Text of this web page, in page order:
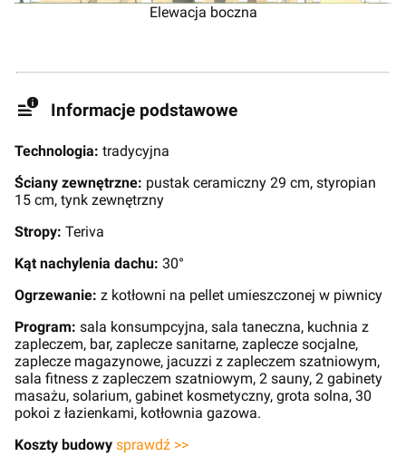
Elewacja boczna
Informacje podstawowe
Technologia: tradycyjna
Ściany zewnętrzne: pustak ceramiczny 29 cm, styropian
15 cm, tynk zewnętrzny
Stropy: Teriva
Kąt nachylenia dachu: 30°
Ogrzewanie: z kotłowni na pellet umieszczonej w piwnicy
Program: sala konsumpcyjna, sala taneczna, kuchnia z
zapleczem, bar, zaplecze sanitarne, zaplecze socjalne,
zaplecze magazynowe, jacuzzi z zapleczem szatniowym,
sala fitness z zapleczem szatniowym, 2 sauny, 2 gabinety
masażu, solarium, gabinet kosmetyczny, grota solna, 30
pokoi z łazienkami, kotłownia gazowa.
Koszty budowy sprawdź >>